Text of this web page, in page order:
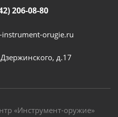
206-08-80
instrument-orugie.ru
д.17
«Инструмент-оружие»